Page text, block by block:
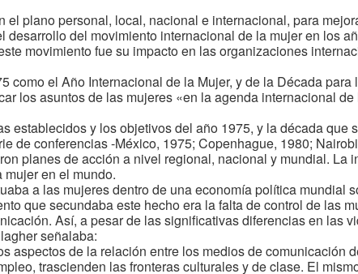
el plano personal, local, nacional e internacional, para
desarrollo del movimiento internacional de la mujer en los
movimiento fue su impacto en las organizaciones
como el Año Internacional de la Mujer, y de la Década
los asuntos de las mujeres «en la agenda internacional
establecidos y los objetivos del año 1975, y la década que
de conferencias -México, 1975; Copenhague, 1980;
planes de acción a nivel regional, nacional y mundial. La
en el mundo.
a las mujeres dentro de una economía política mundial
que secundaba este hecho era la falta de control de las
Así, a pesar de las significativas diferencias en las
señalaba:
aspectos de la relación entre los medios de comunicación
trascienden las fronteras culturales y de clase. El